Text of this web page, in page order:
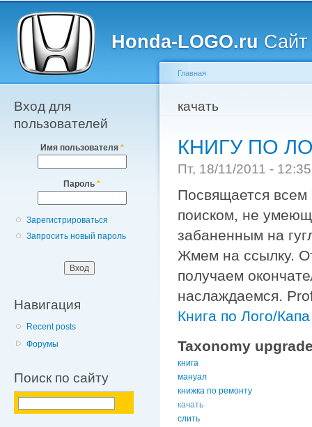
Honda-LOGO.ru Сайт
Главное меню
Вход для
пользователей
Имя пользователя *
Пароль *
Зарегистрироваться
Запросить новый пароль
Навигация
Recent posts
Форумы
Поиск по сайту
Вы здесь
Главная
качать
КНИГУ ПО
Пт, 18/11/2011 -
Посвящается
поиском, не
забаненным на
Жмем на ссылку.
получаем
наслаждаемся.
Книга по Лого/Капа
Taxonomy
книга
мануал
книжка по ремонту
качать
слить